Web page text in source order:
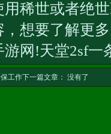
稀世或者绝
，想要了解更
游网!天堂2sf一
工作下一篇文章： 没有了